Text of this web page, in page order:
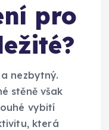
pro
nezbytný.
stěně však
vybití
která